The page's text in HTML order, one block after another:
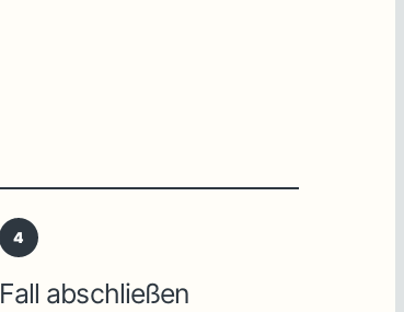
4
Fall abschließen